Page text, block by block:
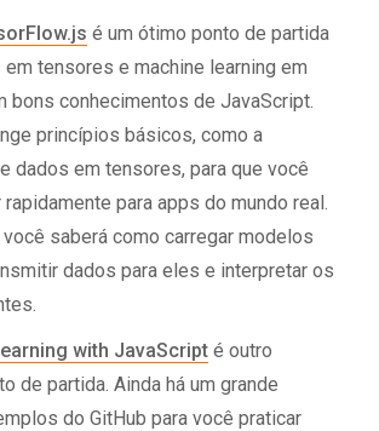
é um ótimo ponto de partida
tensores e machine learning em
bons conhecimentos de JavaScript.
princípios básicos, como a
dados em tensores, para que você
para apps do mundo real.
saberá como carregar modelos
dados para eles e interpretar os
with JavaScript é outro
de partida. Ainda há um grande
do GitHub para você praticar